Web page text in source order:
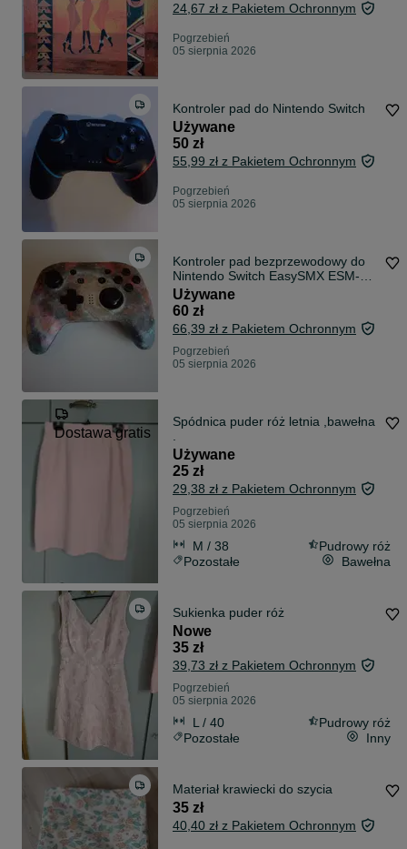
24,67 zł z Pakietem Ochronnym
Pogrzebień
05 sierpnia 2026
Kontroler pad do Nintendo Switch
Używane
50 zł
55,99 zł z Pakietem Ochronnym
Pogrzebień
05 sierpnia 2026
Kontroler pad bezprzewodowy do
Nintendo Switch EasySMX ESM-
4108
Używane
60 zł
66,39 zł z Pakietem Ochronnym
Pogrzebień
05 sierpnia 2026
Dostawa gratis
Spódnica puder róż letnia ,bawełna
.
Używane
25 zł
29,38 zł z Pakietem Ochronnym
Pogrzebień
05 sierpnia 2026
M / 38
Pudrowy róż
Pozostałe
Bawełna
Sukienka puder róż
Nowe
35 zł
39,73 zł z Pakietem Ochronnym
Pogrzebień
05 sierpnia 2026
L / 40
Pudrowy róż
Pozostałe
Inny
Materiał krawiecki do szycia
35 zł
40,40 zł z Pakietem Ochronnym